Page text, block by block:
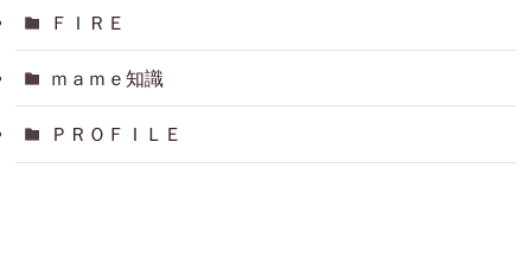
ＦＩＲＥ
ｍａｍｅ知識
ＰＲＯＦＩＬＥ